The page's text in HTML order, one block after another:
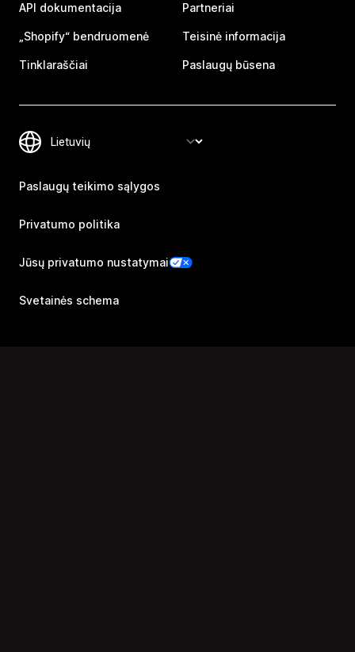
API dokumentacija
„Shopify“ bendruomenė
Tinklaraščiai
Partneriai
Teisinė informacija
Paslaugų būsena
Paslaugų teikimo sąlygos
Privatumo politika
Jūsų privatumo nustatymai
Svetainės schema